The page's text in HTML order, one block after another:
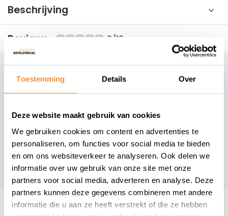
Toestemming Details Over
Deze website maakt gebruik van cookies
We gebruiken cookies om content en advertenties te
personaliseren, om functies voor social media te bieden
en om ons websiteverkeer te analyseren. Ook delen we
informatie over uw gebruik van onze site met onze
partners voor social media, adverteren en analyse. Deze
partners kunnen deze gegevens combineren met andere
informatie die u aan ze heeft verstrekt of die ze hebben
Beschrijving
Reviews 0/10
Hoe kunnen wij je helpen?
info@artsloten.nl
157 klanten geven een 4.7 /5 op
Recent bekeken